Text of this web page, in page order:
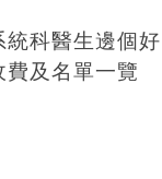
統科醫生邊個
費及名單一覽